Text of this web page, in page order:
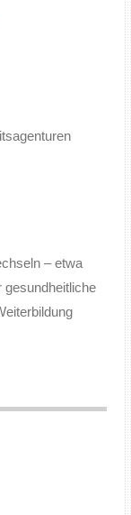
– etwa
gesundheitliche